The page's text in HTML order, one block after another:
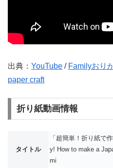
出典： YouTube / Familyおり
paper craft
折り紙動画情報
タイトル
「超簡単！折り紙で
y! How to make a
mi